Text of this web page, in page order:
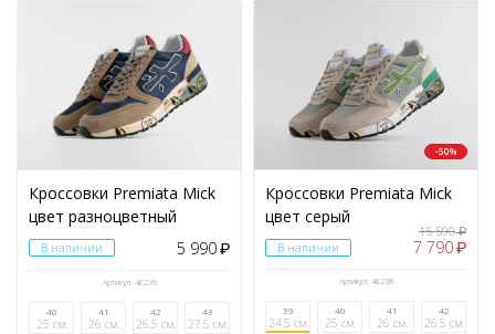
Кроссовки Premiata Mick
цвет разноцветный
В наличии 5 990₽
Артикул: 46239
40
25 см.
41
26 см.
42
26.5 см.
43
27.5 см.
-50%
Кроссовки Premiata Mick
цвет серый
В наличии
15 590₽
7 790₽
Артикул: 46238
39
24.5 см.
40
25 см.
41
26 см.
42
26.5 см.